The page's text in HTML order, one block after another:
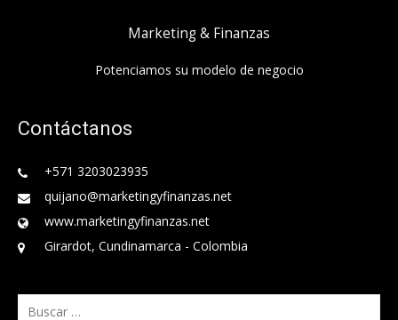
Marketing & Finanzas
Potenciamos su modelo de negocio
Contáctanos
+571 3203023935
quijano@marketingyfinanzas.net
www.marketingyfinanzas.net
Girardot, Cundinamarca - Colombia
Buscar: